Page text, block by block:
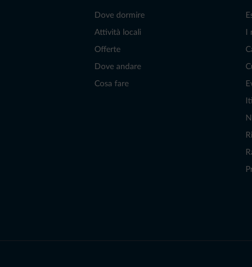
Dove dormire
Attività locali
Offerte
Dove andare
Cosa fare